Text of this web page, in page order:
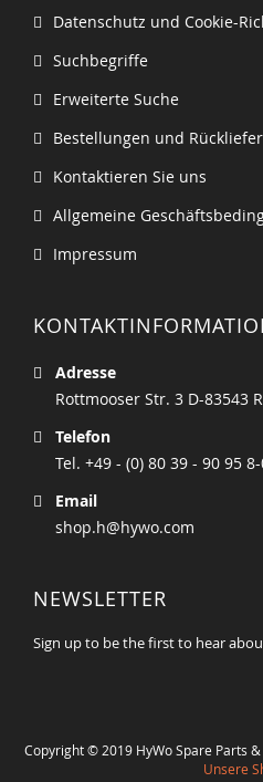
Datenschutz und Cookie-
Suchbegriffe
Erweiterte Suche
Bestellungen und
Kontaktieren Sie uns
Allgemeine
Impressum
Adresse
Rottmooser Str. 3 D-83543
Telefon
Tel. +49 - (0) 80 39 - 90 95
Email
shop.h@hywo.com
NEWSLETTER
Sign up to be the first to hear
Copyright © 2019 HyWo Spare Parts
Unsere